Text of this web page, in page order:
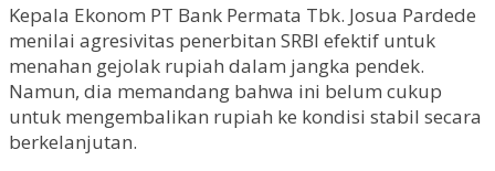
Kepala Ekonom PT Bank Permata Tbk. Josua Pardede
menilai agresivitas penerbitan SRBI efektif untuk
menahan gejolak rupiah dalam jangka pendek.
Namun, dia memandang bahwa ini belum cukup
untuk mengembalikan rupiah ke kondisi stabil secara
berkelanjutan.